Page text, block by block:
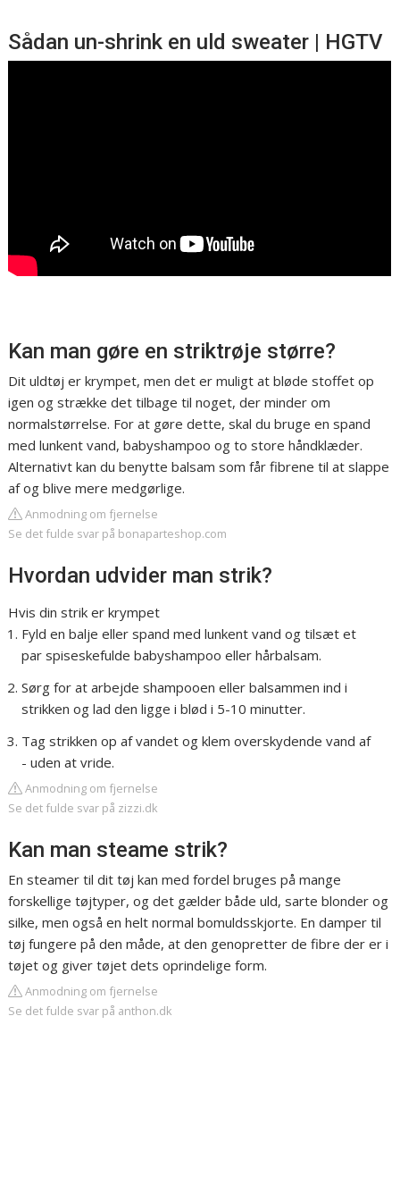
Sådan un-shrink en uld sweater | HGTV
Kan man gøre en striktrøje større?
Dit uldtøj er krympet, men det er muligt at bløde stoffet op
igen og strække det tilbage til noget, der minder om
normalstørrelse. For at gøre dette, skal du bruge en spand
med lunkent vand, babyshampoo og to store håndklæder.
Alternativt kan du benytte balsam som får fibrene til at slappe
af og blive mere medgørlige.
Anmodning om fjernelse
Se det fulde svar på bonaparteshop.com
Hvordan udvider man strik?
Hvis din strik er krympet
Fyld en balje eller spand med lunkent vand og tilsæt et
par spiseskefulde babyshampoo eller hårbalsam.
Sørg for at arbejde shampooen eller balsammen ind i
strikken og lad den ligge i blød i 5-10 minutter.
Tag strikken op af vandet og klem overskydende vand af
- uden at vride.
Anmodning om fjernelse
Se det fulde svar på zizzi.dk
Kan man steame strik?
En steamer til dit tøj kan med fordel bruges på mange
forskellige tøjtyper, og det gælder både uld, sarte blonder og
silke, men også en helt normal bomuldsskjorte. En damper til
tøj fungere på den måde, at den genopretter de fibre der er i
tøjet og giver tøjet dets oprindelige form.
Anmodning om fjernelse
Se det fulde svar på anthon.dk